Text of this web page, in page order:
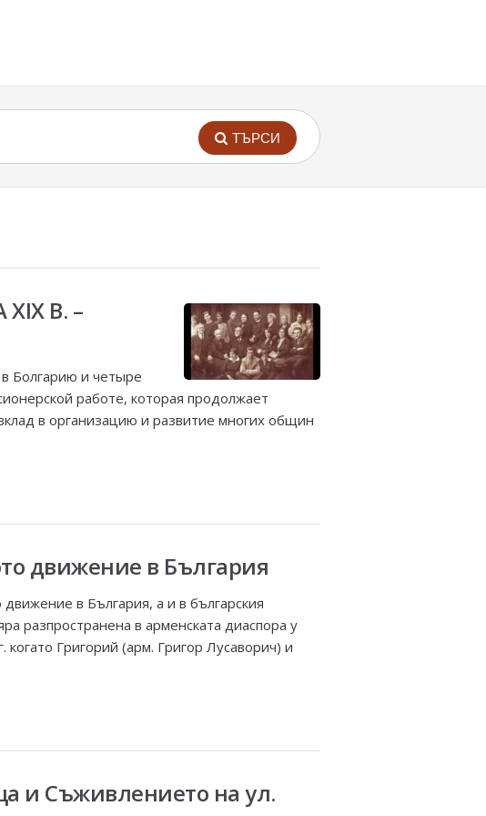
ТЪРСИ
В. –
Болгарию и четыре
работе, которая продолжает
в организацию и развитие многих общин
движение в България
в България, а и в българския
разпространена в арменската диаспора у
Григорий (арм. Григор Лусаворич) и
и Съживлението на ул.